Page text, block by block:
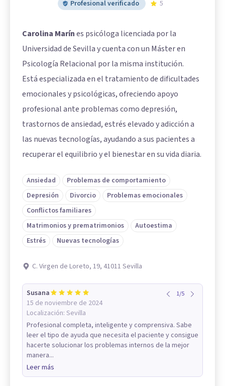
Profesional verificado 5
Carolina Marínes psicóloga licenciada por la
Universidad de Sevilla y cuenta con un Máster en
Psicología Relacional por la misma institución.
Está especializada en el tratamiento de dificultades
emocionales y psicológicas, ofreciendo apoyo
profesional ante problemas como depresión,
trastornos de ansiedad, estrés elevado y adicción a
las nuevas tecnologías, ayudando a sus pacientes a
recuperar el equilibrio y el bienestar en su vida diaria.
Ansiedad
Problemas de comportamiento
Depresión
Divorcio
Problemas emocionales
Conflictos familiares
Matrimonios y prematrimonios
Autoestima
Estrés
Nuevas tecnologías
C. Virgen de Loreto, 19, 41011 Sevilla
Susana
15 de noviembre de 2024
Localización: Sevilla
1/5
Profesional completa, inteligente y comprensiva. Sabe
leer el tipo de ayuda que necesita el paciente y consigue
hacerte solucionar los problemas internos de la mejor
manera...
Leer más